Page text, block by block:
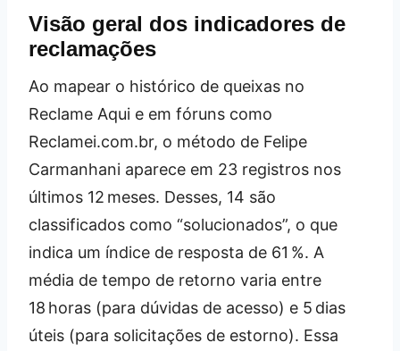
Visão geral dos indicadores de
reclamações
Ao mapear o histórico de queixas no
Reclame Aqui e em fóruns como
Reclamei.com.br, o método de Felipe
Carmanhani aparece em 23 registros nos
últimos 12 meses. Desses, 14 são
classificados como “solucionados”, o que
indica um índice de resposta de 61 %. A
média de tempo de retorno varia entre
18 horas (para dúvidas de acesso) e 5 dias
úteis (para solicitações de estorno). Essa